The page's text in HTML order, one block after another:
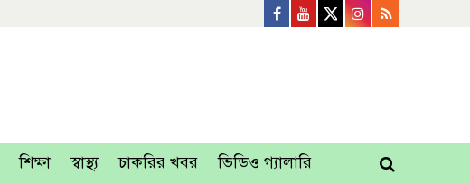
শিক্ষা স্বাস্থ্য চাকরির খবর
ভিডিও গ্যালারি